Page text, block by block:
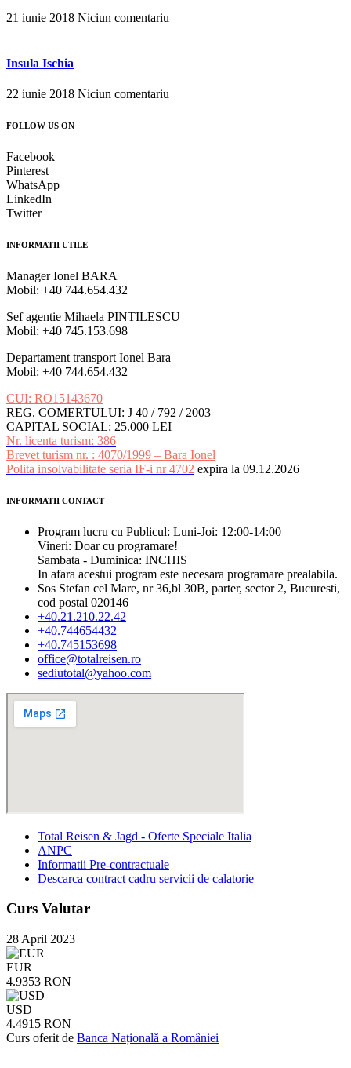
21 iunie 2018 Niciun comentariu
Insula Ischia
22 iunie 2018 Niciun comentariu
FOLLOW US ON
Facebook
Pinterest
WhatsApp
LinkedIn
Twitter
INFORMATII UTILE
Manager Ionel BARA
Mobil: +40 744.654.432
Sef agentie Mihaela PINTILESCU
Mobil: +40 745.153.698
Departament transport Ionel Bara
Mobil: +40 744.654.432
CUI: RO15143670
REG. COMERTULUI: J 40 / 792 / 2003
CAPITAL SOCIAL: 25.000 LEI
Nr. licenta turism: 386
Brevet turism nr. : 4070/1999 – Bara Ionel
Polita insolvabilitate seria IF-i nr 4702 expira la 09.12.2026
INFORMATII CONTACT
Program lucru cu Publicul: Luni-Joi: 12:00-14:00
Vineri: Doar cu programare!
Sambata - Duminica: INCHIS
In afara acestui program este necesara programare prealabila.
Sos Stefan cel Mare, nr 36,bl 30B, parter, sector 2, Bucuresti,
cod postal 020146
+40.21.210.22.42
+40.744654432
+40.745153698
office@totalreisen.ro
sediutotal@yahoo.com
Total Reisen & Jagd - Oferte Speciale Italia
ANPC
Informatii Pre-contractuale
Descarca contract cadru servicii de calatorie
Curs Valutar
28 April 2023
EUR
4.9353 RON
USD
4.4915 RON
Curs oferit de Banca Națională a României